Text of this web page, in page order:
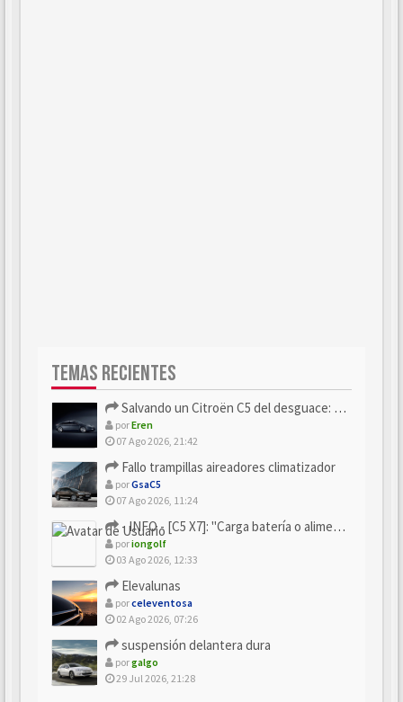
TEMAS RECIENTES
Salvando un Citroën C5 del desguace: Presentación y seguimiento
porEren
07 Ago 2026, 21:42
Fallo trampillas aireadores climatizador
porGsaC5
07 Ago 2026, 11:24
- INFO - [C5 X7]: "Carga batería o alimentación eléctri...
poriongolf
03 Ago 2026, 12:33
Elevalunas
porceleventosa
02 Ago 2026, 07:26
suspensión delantera dura
porgalgo
29 Jul 2026, 21:28